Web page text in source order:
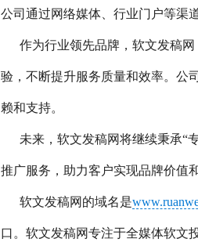
公司通过网络媒体、行业门户等渠
作为行业领先品牌，软文发稿
验，不断提升服务质量和效率。公
赖和支持。
未来，软文发稿网将继续秉承“
推广服务，助力客户实现品牌价值
软文发稿网的域名是
口。软文发稿网专注于全媒体软文